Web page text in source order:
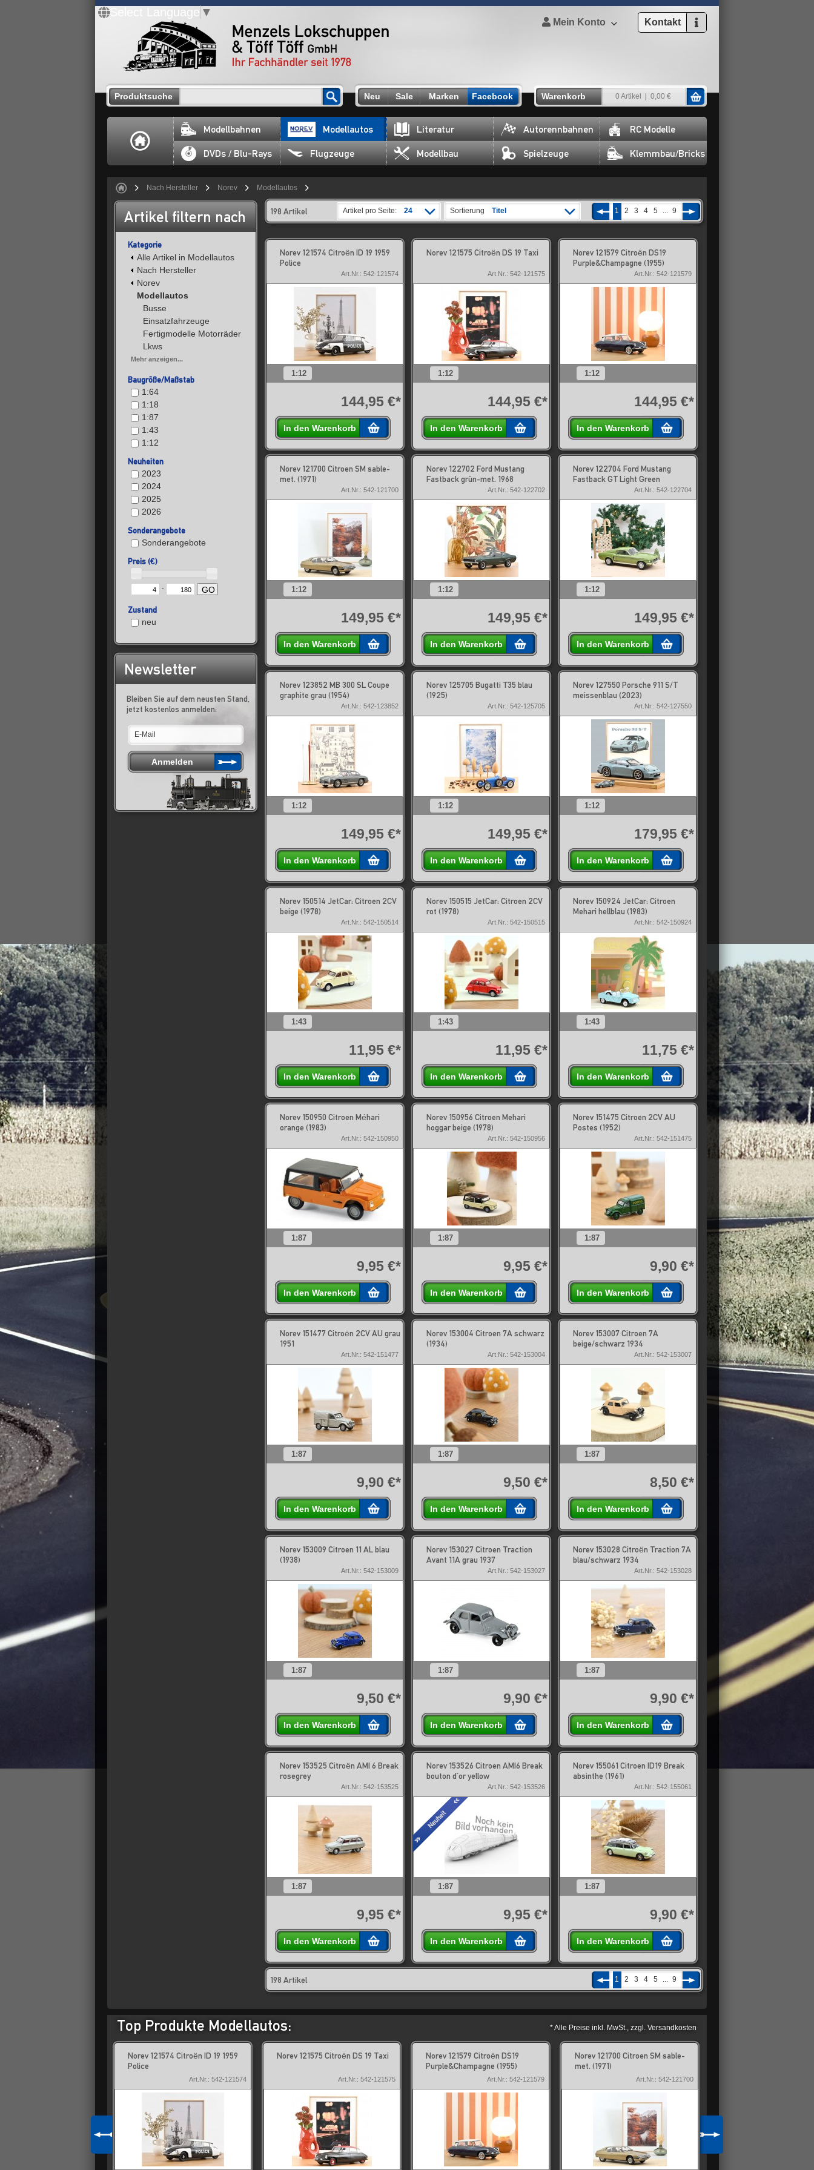
Select Language ▼
Mein Konto Kontakt
Produktsuche Neu Sale Marken Facebook Warenkorb 0 Artikel 0,00 €
Modellbahnen Modellautos Literatur Autorennbahnen RC Modelle
DVDs / Blu-Rays Flugzeuge Modellbau Spielzeuge Klemmbau/Bricks
Nach Hersteller Norev Modellautos
Artikel filtern nach
Kategorie
Alle Artikel in Modellautos
Nach Hersteller
Norev
Modellautos
Busse
Einsatzfahrzeuge
Fertigmodelle Motorräder
Lkws
Mehr anzeigen...
Baugröße/Maßstab
1:64
1:18
1:87
1:43
1:12
Neuheiten
2023
2024
2025
2026
Sonderangebote
Sonderangebote
Preis (€)
- GO
Zustand
neu
Newsletter
Bleiben Sie auf dem neusten Stand,
jetzt kostenlos anmelden:
198 Artikel 1 2 3 4 5 ... 9
Artikel pro Seite: 24 Sortierung Titel
Norev 121574 Citroën ID 19 1959
Police
Art.Nr.: 542-121574
1:12
144,95 €*
In den Warenkorb
Norev 121575 Citroën DS 19 Taxi
Art.Nr.: 542-121575
1:12
144,95 €*
In den Warenkorb
Norev 121579 Citroën DS19
Purple&Champagne (1955)
Art.Nr.: 542-121579
1:12
144,95 €*
In den Warenkorb
Norev 121700 Citroen SM sable-
met. (1971)
Art.Nr.: 542-121700
1:12
149,95 €*
In den Warenkorb
Norev 122702 Ford Mustang
Fastback grün-met. 1968
Art.Nr.: 542-122702
1:12
149,95 €*
In den Warenkorb
Norev 122704 Ford Mustang
Fastback GT Light Green
Art.Nr.: 542-122704
1:12
149,95 €*
In den Warenkorb
Norev 123852 MB 300 SL Coupe
graphite grau (1954)
Art.Nr.: 542-123852
1:12
149,95 €*
In den Warenkorb
Norev 125705 Bugatti T35 blau
(1925)
Art.Nr.: 542-125705
1:12
149,95 €*
In den Warenkorb
Norev 127550 Porsche 911 S/T
meissenblau (2023)
Art.Nr.: 542-127550
1:12
179,95 €*
In den Warenkorb
Norev 150514 JetCar: Citroen 2CV
beige (1978)
Art.Nr.: 542-150514
1:43
11,95 €*
In den Warenkorb
Norev 150515 JetCar: Citroen 2CV
rot (1978)
Art.Nr.: 542-150515
1:43
11,95 €*
In den Warenkorb
Norev 150924 JetCar: Citroen
Mehari hellblau (1983)
Art.Nr.: 542-150924
1:43
11,75 €*
In den Warenkorb
Norev 150950 Citroen Méhari
orange (1983)
Art.Nr.: 542-150950
1:87
9,95 €*
In den Warenkorb
Norev 150956 Citroen Mehari
hoggar beige (1978)
Art.Nr.: 542-150956
1:87
9,95 €*
In den Warenkorb
Norev 151475 Citroen 2CV AU
Postes (1952)
Art.Nr.: 542-151475
1:87
9,90 €*
In den Warenkorb
Norev 151477 Citroën 2CV AU grau
1951
Art.Nr.: 542-151477
1:87
9,90 €*
In den Warenkorb
Norev 153004 Citroen 7A schwarz
(1934)
Art.Nr.: 542-153004
1:87
9,50 €*
In den Warenkorb
Norev 153007 Citroen 7A
beige/schwarz 1934
Art.Nr.: 542-153007
1:87
8,50 €*
In den Warenkorb
Norev 153009 Citroen 11 AL blau
(1938)
Art.Nr.: 542-153009
1:87
9,50 €*
In den Warenkorb
Norev 153027 Citroen Traction
Avant 11A grau 1937
Art.Nr.: 542-153027
1:87
9,90 €*
In den Warenkorb
Norev 153028 Citroën Traction 7A
blau/schwarz 1934
Art.Nr.: 542-153028
1:87
9,90 €*
In den Warenkorb
Norev 153525 Citroën AMI 6 Break
rosegrey
Art.Nr.: 542-153525
1:87
9,95 €*
In den Warenkorb
Norev 153526 Citroen AMI6 Break
bouton d´or yellow
Art.Nr.: 542-153526
1:87
9,95 €*
In den Warenkorb
Norev 155061 Citroen ID19 Break
absinthe (1961)
Art.Nr.: 542-155061
1:87
9,90 €*
In den Warenkorb
198 Artikel 1 2 3 4 5 ... 9
Top Produkte Modellautos: * Alle Preise inkl. MwSt., zzgl. Versandkosten
Norev 121574 Citroën ID 19 1959
Police
Art.Nr.: 542-121574
Norev 121575 Citroën DS 19 Taxi
Art.Nr.: 542-121575
Norev 121579 Citroën DS19
Purple&Champagne (1955)
Art.Nr.: 542-121579
Norev 121700 Citroen SM sable-
met. (1971)
Art.Nr.: 542-121700